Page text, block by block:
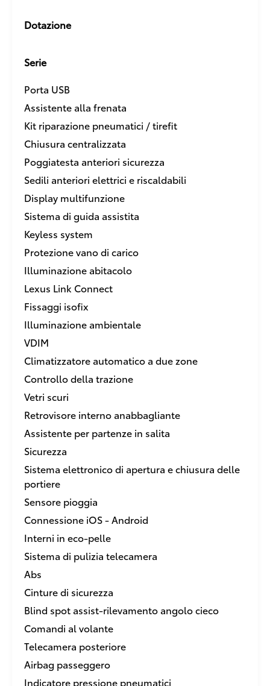
Dotazione
Serie
Porta USB
Assistente alla frenata
Kit riparazione pneumatici / tirefit
Chiusura centralizzata
Poggiatesta anteriori sicurezza
Sedili anteriori elettrici e riscaldabili
Display multifunzione
Sistema di guida assistita
Keyless system
Protezione vano di carico
Illuminazione abitacolo
Lexus Link Connect
Fissaggi isofix
Illuminazione ambientale
VDIM
Climatizzatore automatico a due zone
Controllo della trazione
Vetri scuri
Retrovisore interno anabbagliante
Assistente per partenze in salita
Sicurezza
Sistema elettronico di apertura e chiusura delle
portiere
Sensore pioggia
Connessione iOS - Android
Interni in eco-pelle
Sistema di pulizia telecamera
Abs
Cinture di sicurezza
Blind spot assist-rilevamento angolo cieco
Comandi al volante
Telecamera posteriore
Airbag passeggero
Indicatore pressione pneumatici